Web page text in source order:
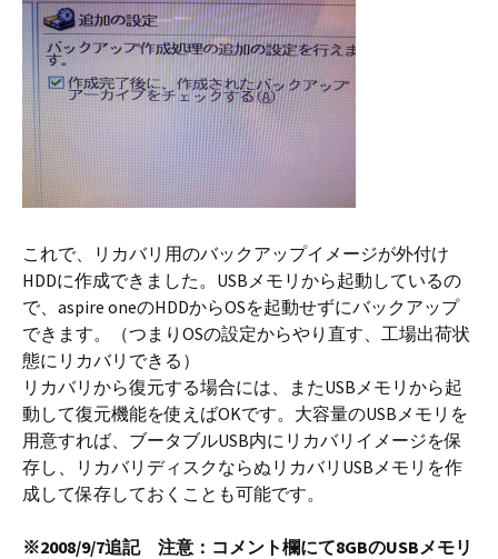
これで、リカバリ用のバックアップイメージが外付け
HDDに作成できました。USBメモリから起動しているの
で、aspire oneのHDDからOSを起動せずにバックアップ
できます。（つまりOSの設定からやり直す、工場出荷状
態にリカバリできる）
リカバリから復元する場合には、またUSBメモリから起
動して復元機能を使えばOKです。大容量のUSBメモリを
用意すれば、ブータブルUSB内にリカバリイメージを保
存し、リカバリディスクならぬリカバリUSBメモリを作
成して保存しておくことも可能です。
※2008/9/7追記 注意：コメント欄にて8GBのUSBメモリ